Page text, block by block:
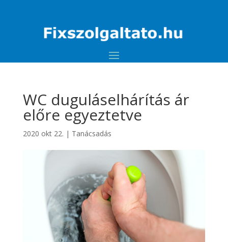
WC duguláselhárítás ár
előre egyeztetve
2020 okt 22. | Tanácsadás